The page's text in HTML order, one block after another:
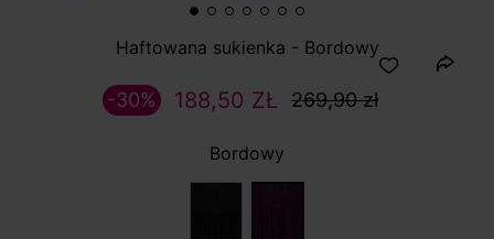
Haftowana sukienka - Bordowy
188,50 ZŁ 269,90 zł
-30%
Bordowy